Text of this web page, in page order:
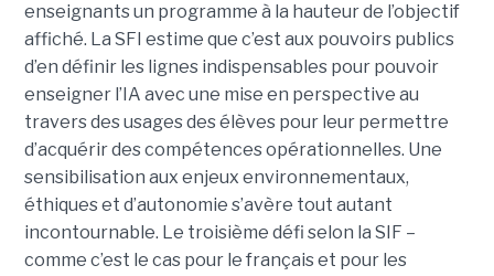
enseignants un programme à la hauteur de l’objectif
affiché. La SFI estime que c’est aux pouvoirs publics
d’en définir les lignes indispensables pour pouvoir
enseigner l’IA avec une mise en perspective au
travers des usages des élèves pour leur permettre
d’acquérir des compétences opérationnelles. Une
sensibilisation aux enjeux environnementaux,
éthiques et d’autonomie s’avère tout autant
incontournable. Le troisième défi selon la SIF –
comme c’est le cas pour le français et pour les